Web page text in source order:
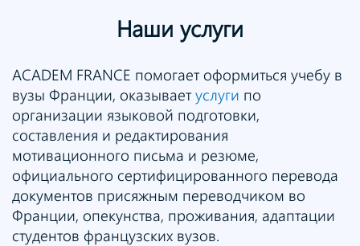
Наши услуги
ACADEM FRANCE помогает оформиться учебу в
вузы Франции, оказывает услуги по
организации языковой подготовки,
составления и редактирования
мотивационного письма и резюме,
официального сертифицированного перевода
документов присяжным переводчиком во
Франции, опекунства, проживания, адаптации
студентов французских вузов.